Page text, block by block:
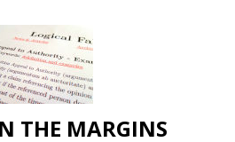
THE MARGINS